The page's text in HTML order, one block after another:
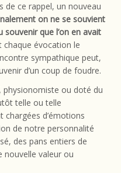
de ce rappel, un nouveau
on ne se souvient
souvenir que l’on en avait
chaque évocation le
sympathique peut,
d’un coup de foudre.
physionomiste ou doté du
telle ou telle
d’émotions
de notre personnalité
des pans entiers de
nouvelle valeur ou